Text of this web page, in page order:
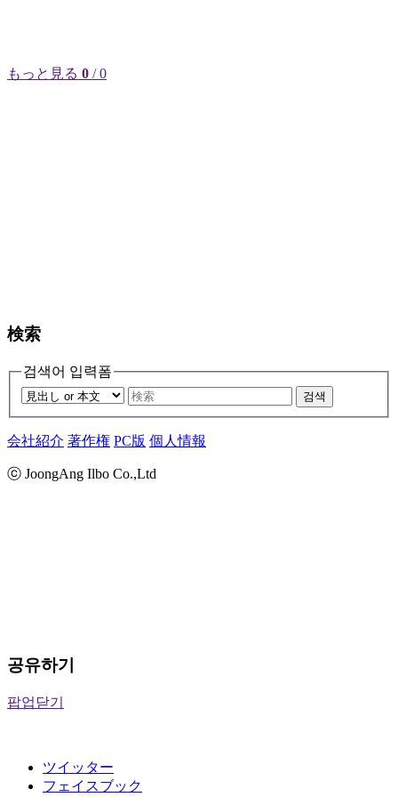
もっと見る 0 / 0
検索
검색어 입력폼
검색
会社紹介 著作権 PC版 個人情報
ⓒ JoongAng Ilbo Co.,Ltd
공유하기
팝업닫기
ツイッター
フェイスブック